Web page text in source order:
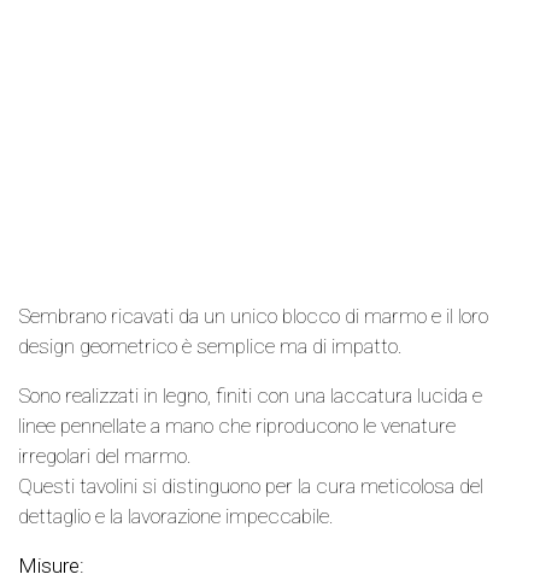
Sembrano ricavati da un unico blocco di marmo e il loro
design geometrico è semplice ma di impatto.
Sono realizzati in legno, finiti con una laccatura lucida e
linee pennellate a mano che riproducono le venature
irregolari del marmo.
Questi tavolini si distinguono per la cura meticolosa del
dettaglio e la lavorazione impeccabile.
Misure: